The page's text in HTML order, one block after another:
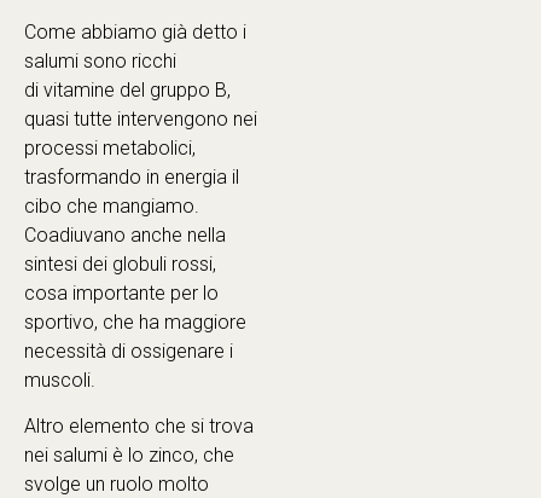
Come abbiamo già detto i
salumi sono ricchi
di vitamine del gruppo B,
quasi tutte intervengono nei
processi metabolici,
trasformando in energia il
cibo che mangiamo.
Coadiuvano anche nella
sintesi dei globuli rossi,
cosa importante per lo
sportivo, che ha maggiore
necessità di ossigenare i
muscoli.
Altro elemento che si trova
nei salumi è lo zinco, che
svolge un ruolo molto